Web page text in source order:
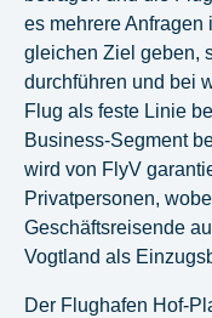
es mehrere
gleichen Ziel geben,
durchführen und bei
Flug als feste Linie
Business-Segment
wird von FlyV
Privatpersonen,
Geschäftsreisende
Vogtland als
Der Flughafen Hof-